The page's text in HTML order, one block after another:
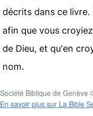
décrits dans ce livre.
afin que vous
de Dieu, et qu'en
nom.
Société Biblique de Genève
En savoir plus sur La Bible